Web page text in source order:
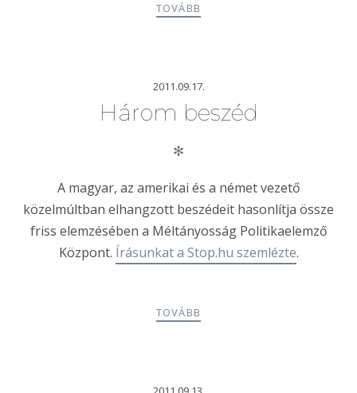
TOVÁBB
2011.09.17.
Három beszéd
✻
A magyar, az amerikai és a német vezető
közelmúltban elhangzott beszédeit hasonlítja össze
friss elemzésében a Méltányosság Politikaelemző
Központ. Írásunkat a Stop.hu szemlézte.
TOVÁBB